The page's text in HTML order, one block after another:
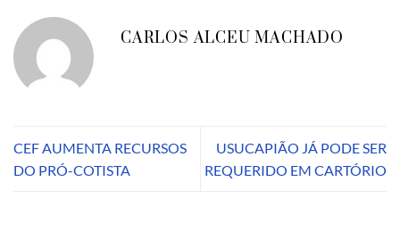
CARLOS ALCEU MACHADO
CEF AUMENTA RECURSOS
DO PRÓ-COTISTA
USUCAPIÃO JÁ PODE SER
REQUERIDO EM CARTÓRIO